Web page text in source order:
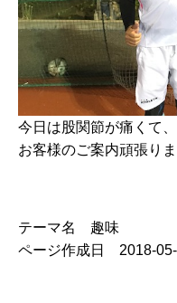
今日は股関節が痛くて
お客様のご案内頑張りま
テーマ名 趣味
ページ作成日 2018-